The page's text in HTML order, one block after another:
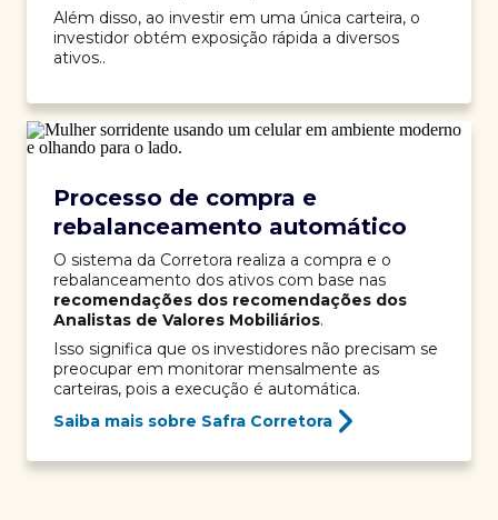
Além disso, ao investir em uma única carteira, o
investidor obtém exposição rápida a diversos
ativos..
Processo de compra e
rebalanceamento automático
O sistema da Corretora realiza a compra e o
rebalanceamento dos ativos com base nas
recomendações dos recomendações dos
Analistas de Valores Mobiliários.
Isso significa que os investidores não precisam se
preocupar em monitorar mensalmente as
carteiras, pois a execução é automática.
Saiba mais sobre Safra Corretora